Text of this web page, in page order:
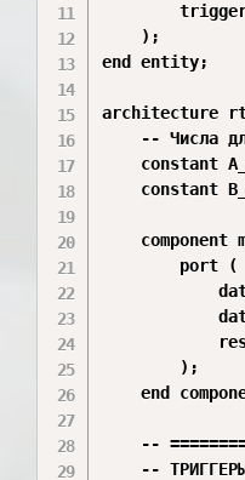
    );
end entity;
architecture
-- Числа
constant
constant
component
        port (
        );
end
--
--